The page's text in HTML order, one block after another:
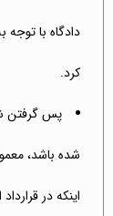
دادگاه با
کرد.
پس گرفتن
شده باشد،
اینکه در